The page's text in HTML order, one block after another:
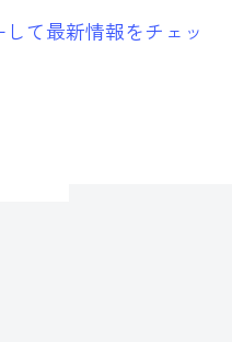
て最新情報をチェッ